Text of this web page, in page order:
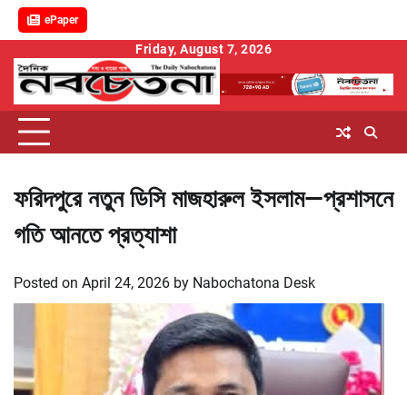
ePaper
content
Friday, August 7, 2026
ফরিদপুরে নতুন ডিসি মাজহারুল ইসলাম—প্রশাসনে
গতি আনতে প্রত্যাশা
Posted on April 24, 2026 by Nabochatona Desk